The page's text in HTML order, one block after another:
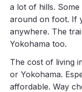
a lot of hills.
around on foot. If
anywhere. The
Yokohama too.
The cost of living
or Yokohama.
affordable. Way